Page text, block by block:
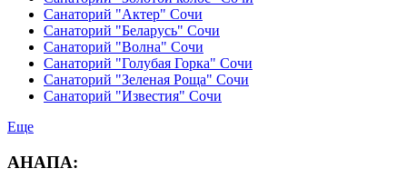
Санаторий "Актер" Сочи
Санаторий "Беларусь" Сочи
Санаторий "Волна" Сочи
Санаторий "Голубая Горка" Сочи
Санаторий "Зеленая Роща" Сочи
Санаторий "Известия" Сочи
Еще
АНАПА: